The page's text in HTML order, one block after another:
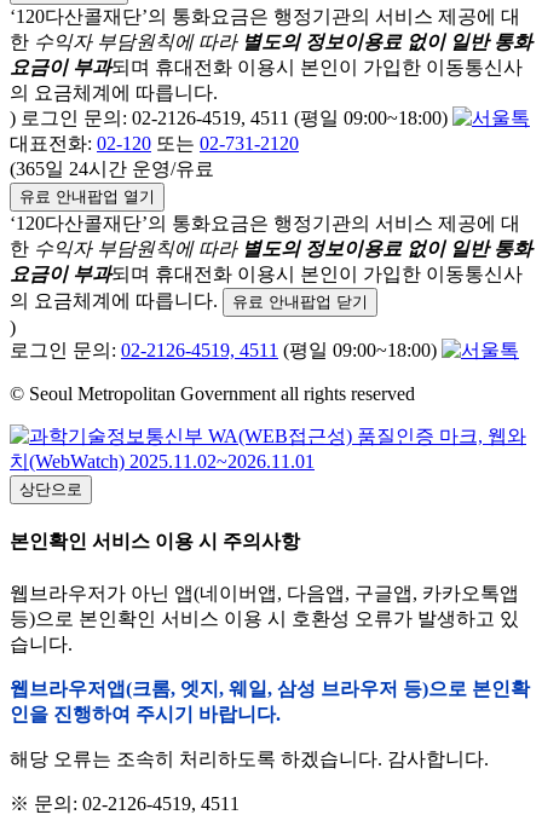
‘120다산콜재단’의 통화요금은 행정기관의 서비스 제공에 대
한 수익자 부담원칙에 따라 별도의 정보이용료 없이 일반 통화
요금이 부과되며 휴대전화 이용시 본인이 가입한 이동통신사
의 요금체계에 따릅니다.
) 로그인 문의: 02-2126-4519, 4511 (평일 09:00~18:00)
대표전화: 02-120 또는 02-731-2120
(365일 24시간 운영/유료
유료 안내팝업 열기
‘120다산콜재단’의 통화요금은 행정기관의 서비스 제공에 대
한 수익자 부담원칙에 따라 별도의 정보이용료 없이 일반 통화
요금이 부과되며 휴대전화 이용시 본인이 가입한 이동통신사
의 요금체계에 따릅니다.
유료 안내팝업 닫기
)
로그인 문의: 02-2126-4519, 4511 (평일 09:00~18:00)
© Seoul Metropolitan Government all rights reserved
상단으로
본인확인 서비스 이용 시 주의사항
웹브라우저가 아닌 앱(네이버앱, 다음앱, 구글앱, 카카오톡앱
등)으로 본인확인 서비스 이용 시 호환성 오류가 발생하고 있
습니다.
웹브라우저앱(크롬, 엣지, 웨일, 삼성 브라우저 등)으로 본인확
인을 진행하여 주시기 바랍니다.
해당 오류는 조속히 처리하도록 하겠습니다. 감사합니다.
※ 문의: 02-2126-4519, 4511